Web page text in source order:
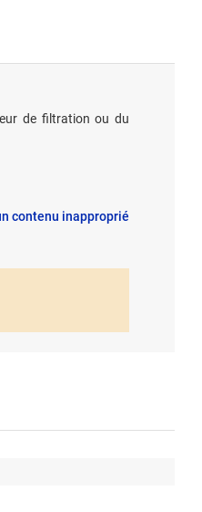
de filtration ou du
contenu inapproprié